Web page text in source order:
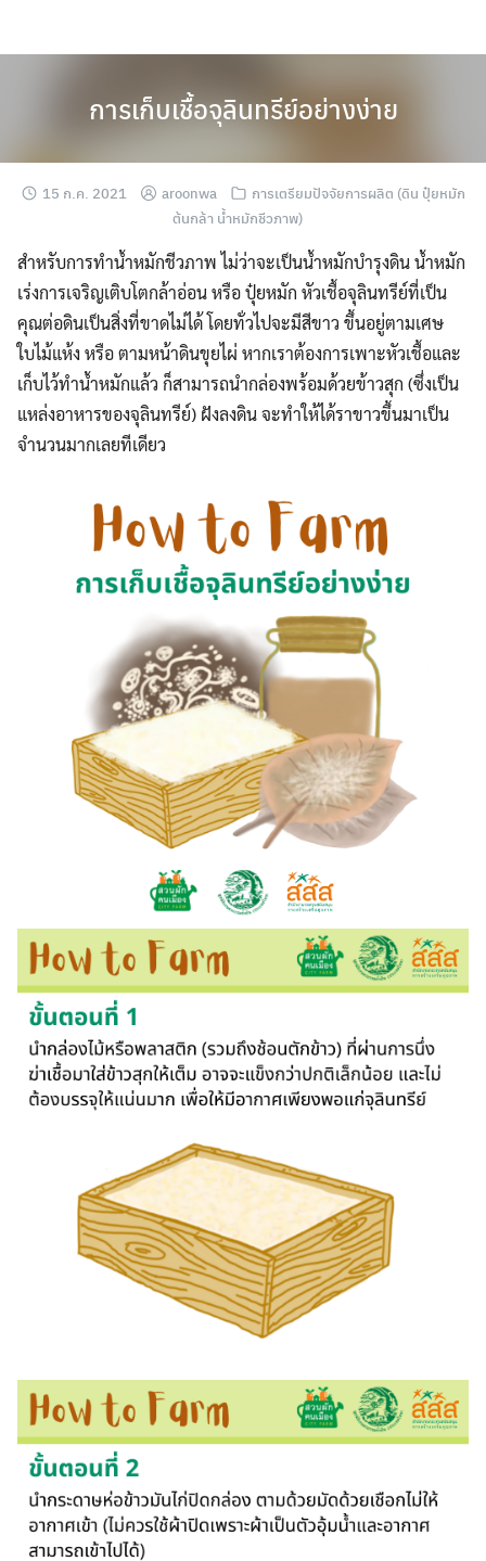
การเก็บเชื้อจุลินทรีย์อย่างง่าย
15 ก.ค. 2021 aroonwa
การเตรียมปัจจัยการผลิต (ดิน ปุ๋ยหมัก
ต้นกล้า น้ำหมักชีวภาพ)
สำหรับการทำน้ำหมักชีวภาพ ไม่ว่าจะเป็นน้ำหมักบำรุงดิน น้ำหมัก
เร่งการเจริญเติบโตกล้าอ่อน หรือ ปุ๋ยหมัก หัวเชื้อจุลินทรีย์ที่เป็น
คุณต่อดินเป็นสิ่งที่ขาดไม่ได้ โดยทั่วไปจะมีสีขาว ขึ้นอยู่ตามเศษ
ใบไม้แห้ง หรือ ตามหน้าดินขุยไผ่ หากเราต้องการเพาะหัวเชื้อและ
เก็บไว้ทำน้ำหมักแล้ว ก็สามารถนำกล่องพร้อมด้วยข้าวสุก (ซึ่งเป็น
แหล่งอาหารของจุลินทรีย์) ฝังลงดิน จะทำให้ได้ราขาวขึ้นมาเป็น
จำนวนมากเลยทีเดียว